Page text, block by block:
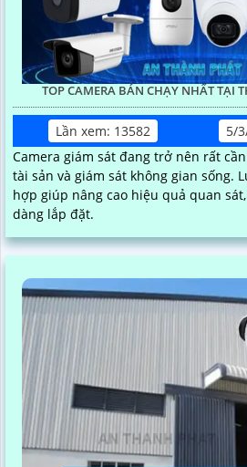
TOP CAMERA BÁN CHẠY NHẤT TẠI
Lần xem: 13582
5/
Camera giám sát đang trở nên rất
tài sản và giám sát không gian sống. Lựa chọn camera phù
hợp giúp nâng cao hiệu quả quan
dàng lắp đặt.